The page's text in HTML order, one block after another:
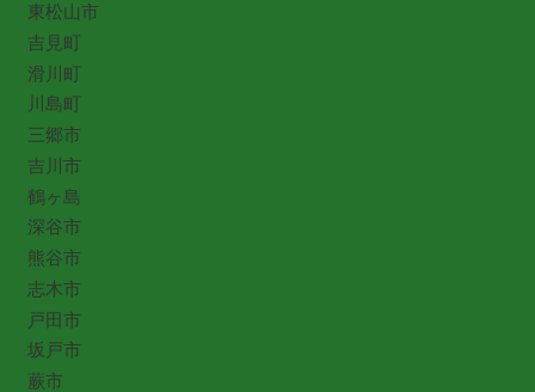
東松山市
吉見町
滑川町
川島町
三郷市
吉川市
鶴ヶ島
深谷市
熊谷市
志木市
戸田市
坂戸市
蕨市